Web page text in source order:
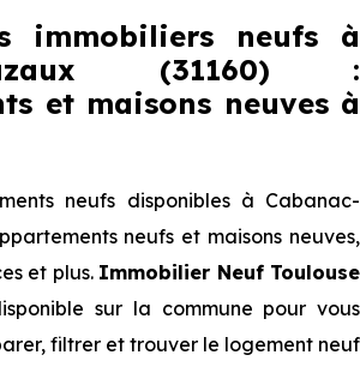
immobiliers neufs à
Cazaux (31160) :
et maisons neuves à
neufs disponibles à Cabanac-
neufs et maisons neuves,
et plus. Immobilier Neuf Toulouse
sur la commune pour vous
filtrer et trouver le logement neuf